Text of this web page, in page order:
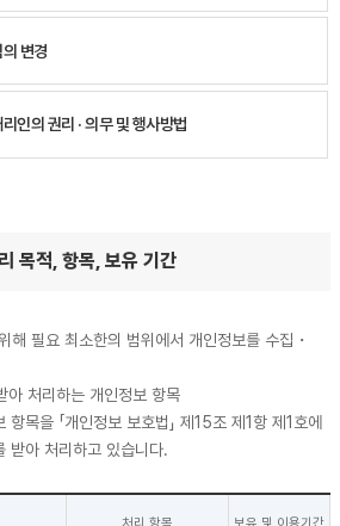
변경
인의 권리 · 의무 및 행사방법
목적, 항목, 보유 기간
필요 최소한의 범위에서 개인정보를 수집・
아 처리하는 개인정보 항목
목을 「개인정보 보호법」 제15조 제1항 제1호에
받아 처리하고 있습니다.
처리 항목 보유 및 이용기간